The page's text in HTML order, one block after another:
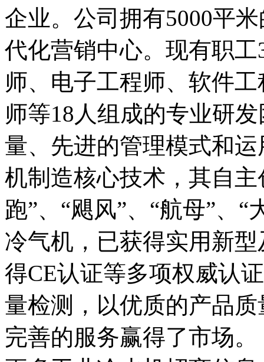
企业。公司拥有5000平
代化营销中心。现有职
师、电子工程师、软件
师等18人组成的专业研
量、先进的管理模式和
机制造核心技术，其自
跑”、“飓风”、“航母”、
冷气机，已获得实用新
得CE认证等多项权威认
量检测，以优质的产品
完善的服务赢得了市场。